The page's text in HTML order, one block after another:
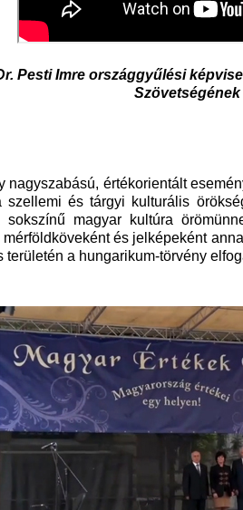
Pesti Imre országgyűlési
értékorientált
szellemi és tárgyi kulturális
magyar kultúra
és jelképeként
a hungarikum-törvény